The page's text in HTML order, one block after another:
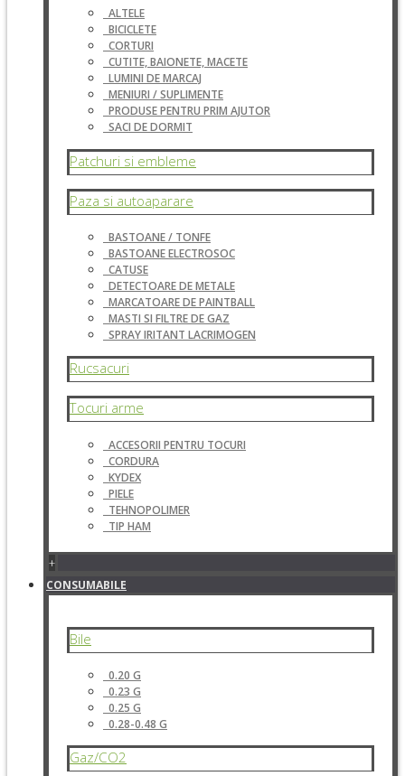
ALTELE
BICICLETE
CORTURI
CUTITE, BAIONETE, MACETE
LUMINI DE MARCAJ
MENIURI / SUPLIMENTE
PRODUSE PENTRU PRIM AJUTOR
SACI DE DORMIT
Patchuri si embleme
Paza si autoaparare
BASTOANE / TONFE
BASTOANE ELECTROSOC
CATUSE
DETECTOARE DE METALE
MARCATOARE DE PAINTBALL
MASTI SI FILTRE DE GAZ
SPRAY IRITANT LACRIMOGEN
Rucsacuri
Tocuri arme
ACCESORII PENTRU TOCURI
CORDURA
KYDEX
PIELE
TEHNOPOLIMER
TIP HAM
+
CONSUMABILE
Bile
0.20 G
0.23 G
0.25 G
0.28-0.48 G
Gaz/CO2